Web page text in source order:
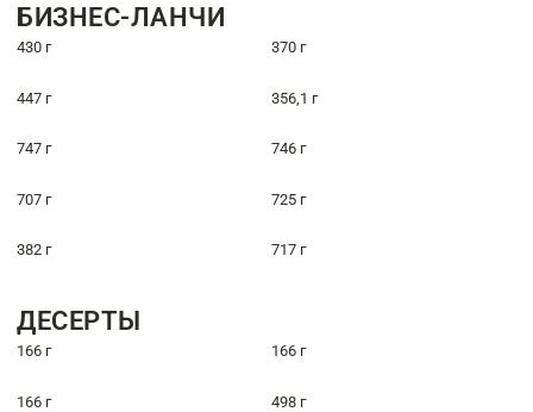
БИЗНЕС-ЛАНЧИ
430 г 370 г
447 г 356,1 г
747 г 746 г
707 г 725 г
382 г 717 г
ДЕСЕРТЫ
166 г 166 г
166 г 498 г